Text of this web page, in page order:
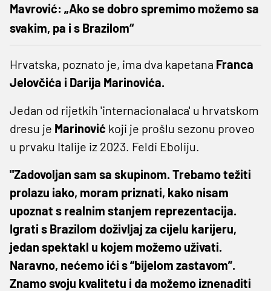
Mavrović: „Ako se dobro spremimo možemo sa
svakim, pa i s Brazilom“
Hrvatska, poznato je, ima dva kapetana Franca
Jelovčića i Darija Marinovića.
Jedan od rijetkih 'internacionalaca' u hrvatskom
dresu je Marinović koji je prošlu sezonu proveo
u prvaku Italije iz 2023. Feldi Eboliju.
"Zadovoljan sam sa skupinom. Trebamo težiti
prolazu iako, moram priznati, kako nisam
upoznat s realnim stanjem reprezentacija.
Igrati s Brazilom doživljaj za cijelu karijeru,
jedan spektakl u kojem možemo uživati.
Naravno, nećemo ići s “bijelom zastavom”.
Znamo svoju kvalitetu i da možemo iznenaditi